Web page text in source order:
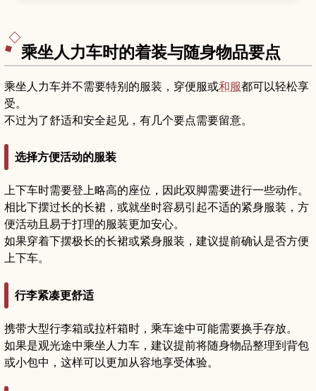
乘坐人力车时的着装与随身物品要点
乘坐人力车并不需要特别的服装，穿便服或和服都可以轻松享
受。
不过为了舒适和安全起见，有几个要点需要留意。
选择方便活动的服装
上下车时需要登上略高的座位，因此双脚需要进行一些动作。
相比下摆过长的长裙，或就坐时容易引起不适的紧身服装，方
便活动且易于打理的服装更加安心。
如果穿着下摆极长的长裙或紧身服装，建议提前确认是否方便
上下车。
行李紧凑更舒适
携带大型行李箱或拉杆箱时，乘车途中可能需要换手存放。
如果是观光途中乘坐人力车，建议提前将随身物品整理到背包
或小包中，这样可以更加从容地享受体验。